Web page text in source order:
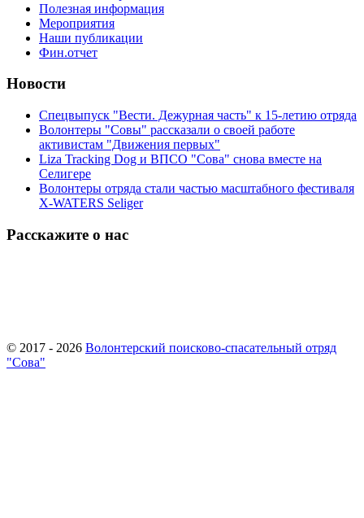
Полезная информация
Мероприятия
Наши публикации
Фин.отчет
Новости
Спецвыпуск "Вести. Дежурная часть" к 15-летию отряда
Волонтеры "Совы" рассказали о своей работе
активистам "Движения первых"
Liza Tracking Dog и ВПСО "Сова" снова вместе на
Селигере
Волонтеры отряда стали частью масштабного фестиваля
X-WATERS Seliger
Расскажите о нас
© 2017 - 2026 Волонтерский поисково-спасательный отряд
"Сова"